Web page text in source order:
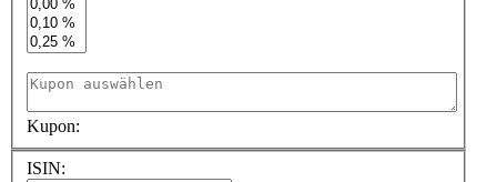
Kupon:
ISIN: